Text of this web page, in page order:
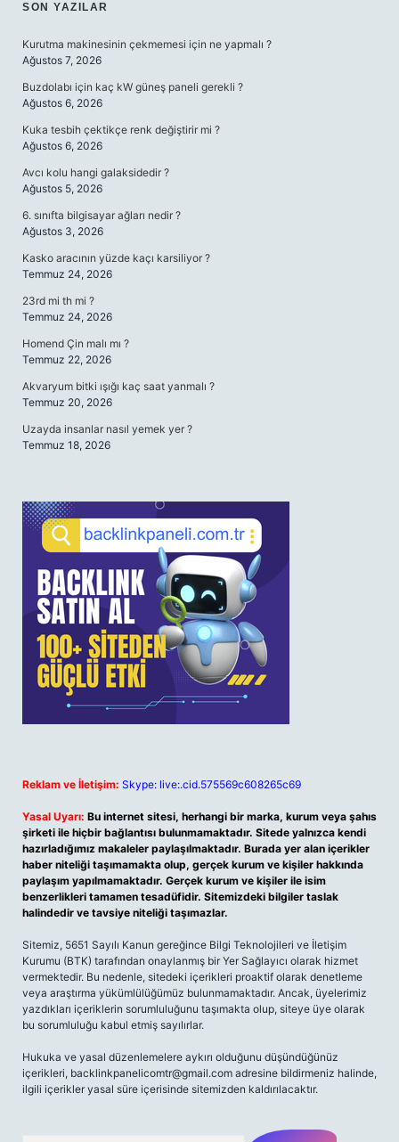
SIDEBAR
SON YAZILAR
Kurutma makinesinin çekmemesi için ne yapmalı ?
Ağustos 7, 2026
Buzdolabı için kaç kW güneş paneli gerekli ?
Ağustos 6, 2026
Kuka tesbih çektikçe renk değiştirir mi ?
Ağustos 6, 2026
Avcı kolu hangi galaksidedir ?
Ağustos 5, 2026
6. sınıfta bilgisayar ağları nedir ?
Ağustos 3, 2026
Kasko aracının yüzde kaçı karsiliyor ?
Temmuz 24, 2026
23rd mi th mi ?
Temmuz 24, 2026
Homend Çin malı mı ?
Temmuz 22, 2026
Akvaryum bitki ışığı kaç saat yanmalı ?
Temmuz 20, 2026
Uzayda insanlar nasıl yemek yer ?
Temmuz 18, 2026
Reklam ve İletişim: Skype: live:.cid.575569c608265c69
Yasal Uyarı: Bu internet sitesi, herhangi bir marka, kurum veya şahıs
şirketi ile hiçbir bağlantısı bulunmamaktadır. Sitede yalnızca kendi
hazırladığımız makaleler paylaşılmaktadır. Burada yer alan içerikler
haber niteliği taşımamakta olup, gerçek kurum ve kişiler hakkında
paylaşım yapılmamaktadır. Gerçek kurum ve kişiler ile isim
benzerlikleri tamamen tesadüfidir. Sitemizdeki bilgiler taslak
halindedir ve tavsiye niteliği taşımazlar.
Sitemiz, 5651 Sayılı Kanun gereğince Bilgi Teknolojileri ve İletişim
Kurumu (BTK) tarafından onaylanmış bir Yer Sağlayıcı olarak hizmet
vermektedir. Bu nedenle, sitedeki içerikleri proaktif olarak denetleme
veya araştırma yükümlülüğümüz bulunmamaktadır. Ancak, üyelerimiz
yazdıkları içeriklerin sorumluluğunu taşımakta olup, siteye üye olarak
bu sorumluluğu kabul etmiş sayılırlar.
Hukuka ve yasal düzenlemelere aykırı olduğunu düşündüğünüz
içerikleri, backlinkpanelicomtr@gmail.com adresine bildirmeniz halinde,
ilgili içerikler yasal süre içerisinde sitemizden kaldırılacaktır.